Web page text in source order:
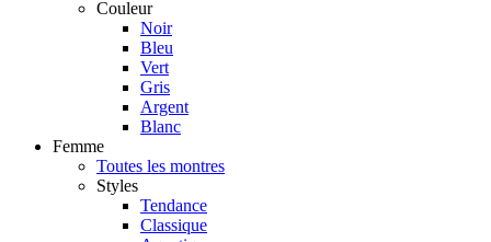
Couleur
Noir
Bleu
Vert
Gris
Argent
Blanc
Femme
Toutes les montres
Styles
Tendance
Classique